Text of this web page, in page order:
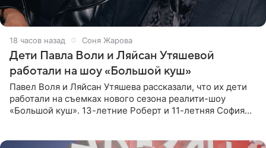
18 часов назад Соня Жарова
Дети Павла Воли и Ляйсан Утяшевой
работали на шоу «Большой куш»
Павел Воля и Ляйсан Утяшева рассказали, что их дети
работали на съемках нового сезона реалити-шоу
«Большой куш». 13-летние Роберт и 11-летняя София